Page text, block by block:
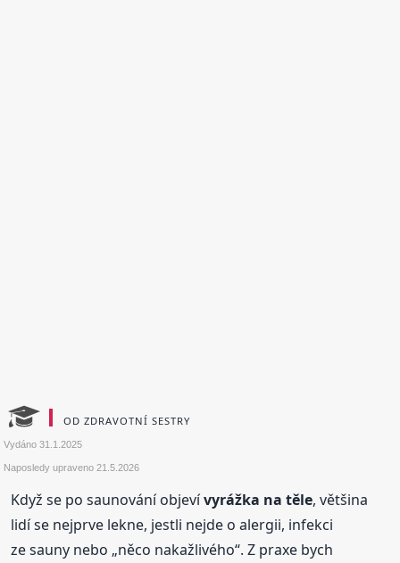
OD ZDRAVOTNÍ SESTRY
Vydáno31.1.2025
Naposledy upraveno21.5.2026
Když se po saunování objevívyrážka na těle, většina
lidí se nejprve lekne, jestli nejde o alergii, infekci
ze sauny nebo „něco nakažlivého“. Z praxe bych